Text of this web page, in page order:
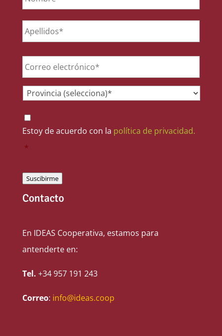
Email *
Provincia *
Consentimiento
Estoy de acuerdo con la política de privacidad.
*
Suscibirme
Contacto
En IDEAS Cooperativa, estamos para
antenderte en:
Tel. +34 957 191 243
Correo: info@ideas.coop